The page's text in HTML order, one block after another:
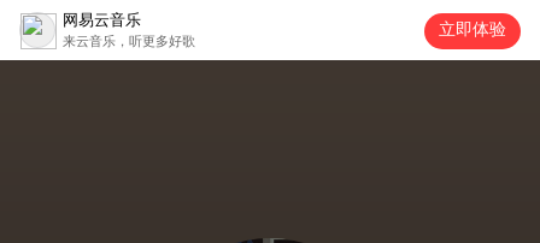
网易云音乐
来云音乐，听更多好歌
立即体验